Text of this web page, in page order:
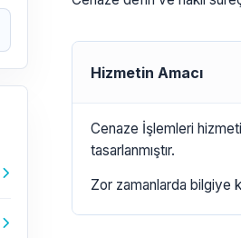
Hizmetin Amacı
Cenaze İşlemleri
tasarlanmıştır.
Zor zamanlarda bilgiye